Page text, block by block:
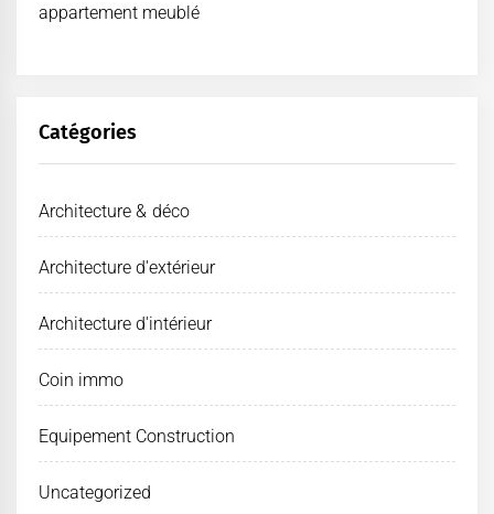
appartement meublé
Catégories
Architecture & déco
Architecture d'extérieur
Architecture d'intérieur
Coin immo
Equipement Construction
Uncategorized